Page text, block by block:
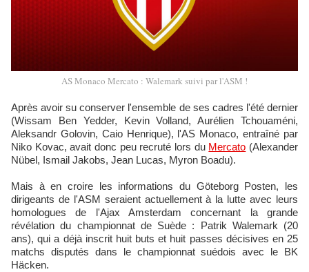
AS Monaco Mercato : Walemark suivi par l'ASM !
Après avoir su conserver l'ensemble de ses cadres l'été dernier
(Wissam Ben Yedder, Kevin Volland, Aurélien Tchouaméni,
Aleksandr Golovin, Caio Henrique), l'AS Monaco, entraîné par
Niko Kovac, avait donc peu recruté lors du Mercato (Alexander
Nübel, Ismail Jakobs, Jean Lucas, Myron Boadu).
Mais à en croire les informations du Göteborg Posten, les
dirigeants de l'ASM seraient actuellement à la lutte avec leurs
homologues de l'Ajax Amsterdam concernant la grande
révélation du championnat de Suède : Patrik Walemark (20
ans), qui a déjà inscrit huit buts et huit passes décisives en 25
matchs disputés dans le championnat suédois avec le BK
Häcken.